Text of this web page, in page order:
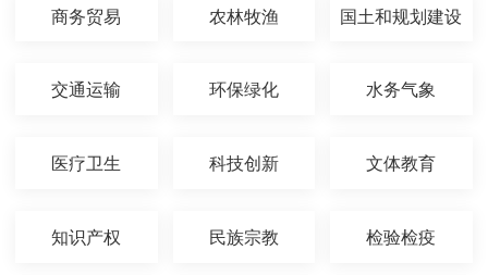
商务贸易 农林牧渔 国土和规划建设
交通运输 环保绿化 水务气象
医疗卫生 科技创新 文体教育
知识产权 民族宗教 检验检疫